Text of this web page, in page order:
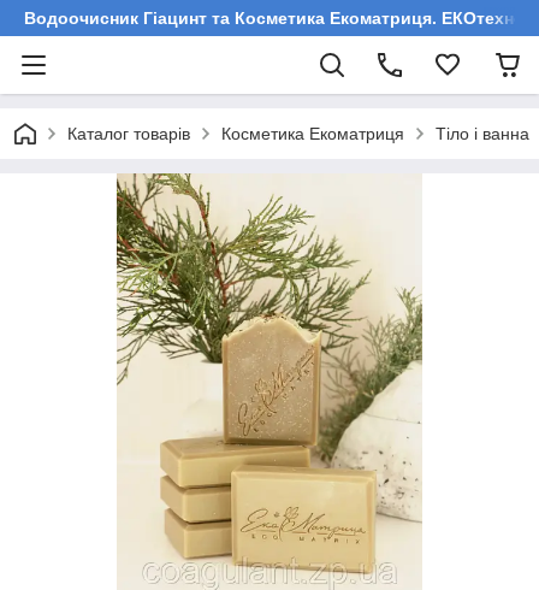
Водоочисник Гіацинт та Косметика Екоматриця.
Каталог товарів Косметика Екоматриця Тіло і ванна